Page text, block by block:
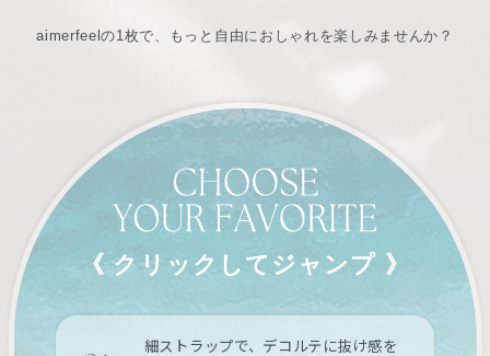
aimerfeelの1枚で、もっと自由におしゃれを楽しみませんか？
《 クリックしてジャンプ 》
細ストラップで、デコルテに抜け感を